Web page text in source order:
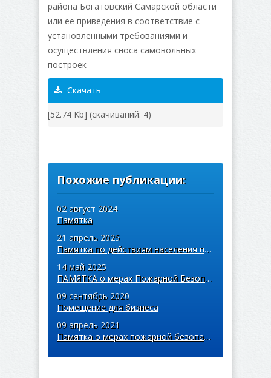
района Богатовский Самарской области
или ее приведения в соответствие с
установленными требованиями и
осуществления сноса самовольных
построек
Скачать
[52.74 Kb] (cкачиваний: 4)
Похожие публикации:
02 август 2024
Памятка
21 апрель 2025
Памятка по действиям населения при угрозе от лесного пожара
14 май 2025
ПАМЯТКА о мерах Пожарной Безопасности в Лесу
09 сентябрь 2020
Помещение для бизнеса
09 апрель 2021
Памятка о мерах пожарной безопасности